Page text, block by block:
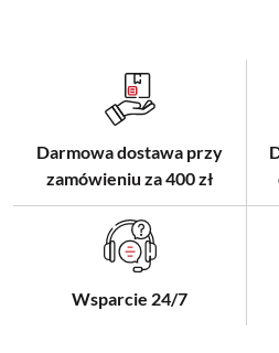
Darmowa dostawa przy
zamówieniu za 400 zł
Wsparcie 24/7